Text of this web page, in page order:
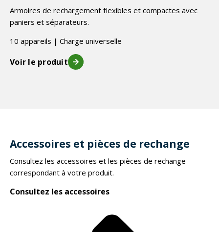
Armoires de rechargement flexibles et compactes avec
paniers et séparateurs.
10 appareils | Charge universelle
Voir le produit
Accessoires et pièces de rechange
Consultez les accessoires et les pièces de rechange
correspondant à votre produit.
Consultez les accessoires